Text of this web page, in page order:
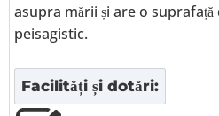
asupra mării și are o
peisagistic.
Facilități și dotări: